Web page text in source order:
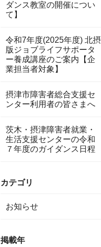
ダンス教室の開催につい
て】
令和7年度(2025年度) 北摂
版ジョブライフサポータ
ー養成講座のご案内【企
業担当者対象】
摂津市障害者総合支援セ
ンター利用者の皆さまへ
茨木・摂津障害者就業・
生活支援センターの令和
７年度のガイダンス日程
カテゴリ
お知らせ
掲載年